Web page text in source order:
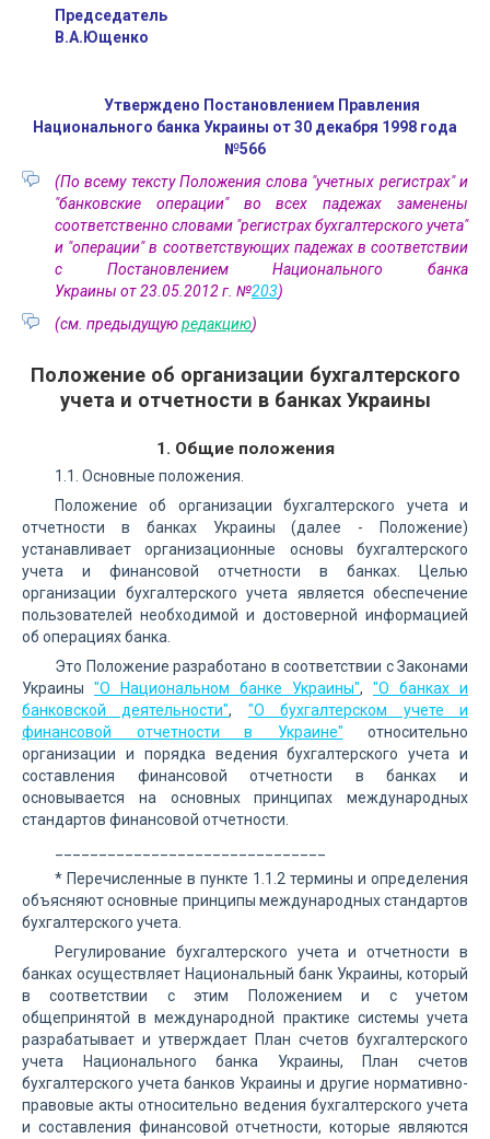
Председатель
В.А.Ющенко
Утверждено Постановлением Правления
Национального банка Украины от 30 декабря 1998 года
№566
(По всему тексту Положения слова "учетных регистрах" и
"банковские операции" во всех падежах заменены
соответственно словами "регистрах бухгалтерского учета"
и "операции" в соответствующих падежах в соответствии
с Постановлением Национального банка
Украины от 23.05.2012 г. №203)
(см. предыдущуюредакцию)
Положение об организации бухгалтерского
учета и отчетности в банках Украины
1. Общие положения
1.1. Основные положения.
Положение об организации бухгалтерского учета и
отчетности в банках Украины (далее - Положение)
устанавливает организационные основы бухгалтерского
учета и финансовой отчетности в банках. Целью
организации бухгалтерского учета является обеспечение
пользователей необходимой и достоверной информацией
об операциях банка.
Это Положение разработано в соответствии с Законами
Украины "О Национальном банке Украины", "О банках и
банковской деятельности", "О бухгалтерском учете и
финансовой отчетности в Украине" относительно
организации и порядка ведения бухгалтерского учета и
составления финансовой отчетности в банках и
основывается на основных принципах международных
стандартов финансовой отчетности.
* Перечисленные в пункте 1.1.2 термины и определения
объясняют основные принципы международных стандартов
бухгалтерского учета.
Регулирование бухгалтерского учета и отчетности в
банках осуществляет Национальный банк Украины, который
в соответствии с этим Положением и с учетом
общепринятой в международной практике системы учета
разрабатывает и утверждает План счетов бухгалтерского
учета Национального банка Украины, План счетов
бухгалтерского учета банков Украины и другие нормативно-
правовые акты относительно ведения бухгалтерского учета
и составления финансовой отчетности, которые являются